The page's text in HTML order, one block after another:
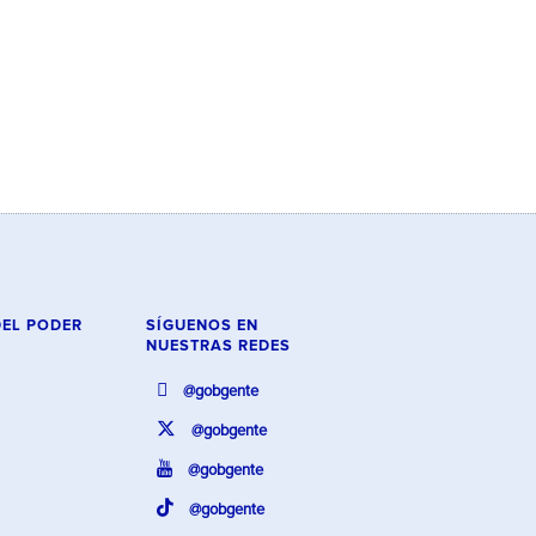
PODER
SÍGUENOS EN
NUESTRAS REDES
@gobgente
@gobgente
@gobgente
@gobgente